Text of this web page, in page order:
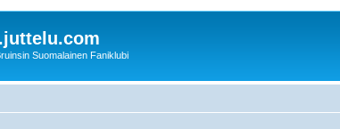
Suomalainen Faniklubi